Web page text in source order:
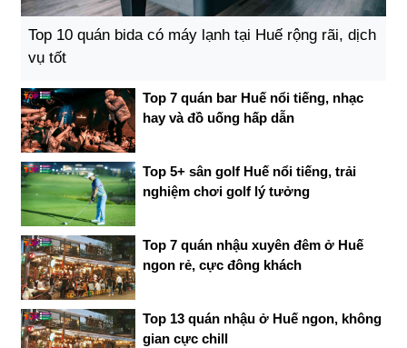
Top 10 quán bida có máy lạnh tại Huế rộng rãi, dịch
vụ tốt
Top 7 quán bar Huế nổi tiếng, nhạc
hay và đồ uống hấp dẫn
Top 5+ sân golf Huế nổi tiếng, trải
nghiệm chơi golf lý tưởng
Top 7 quán nhậu xuyên đêm ở Huế
ngon rẻ, cực đông khách
Top 13 quán nhậu ở Huế ngon, không
gian cực chill